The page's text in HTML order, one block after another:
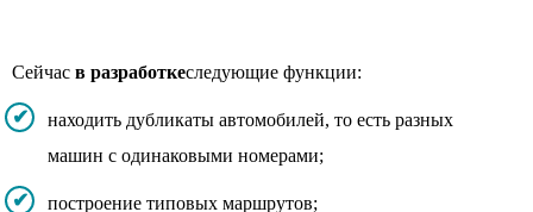
Сейчас в разработкеследующие функции:
находить дубликаты автомобилей, то есть разных
машин с одинаковыми номерами;
построение типовых маршрутов;